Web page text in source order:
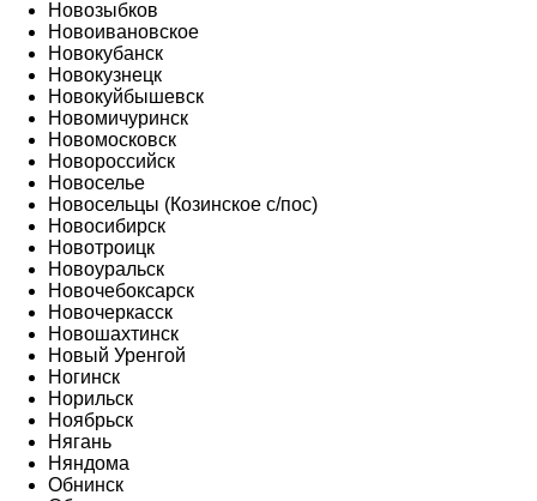
Новозыбков
Новоивановское
Новокубанск
Новокузнецк
Новокуйбышевск
Новомичуринск
Новомосковск
Новороссийск
Новоселье
Новосельцы (Козинское с/пос)
Новосибирск
Новотроицк
Новоуральск
Новочебоксарск
Новочеркасск
Новошахтинск
Новый Уренгой
Ногинск
Норильск
Ноябрьск
Нягань
Няндома
Обнинск